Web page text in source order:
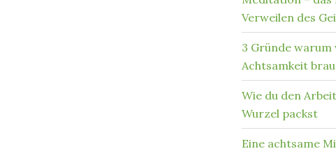
Verweilen des
3 Gründe warum
Achtsamkeit
Wie du den
Wurzel packst
Eine achtsame